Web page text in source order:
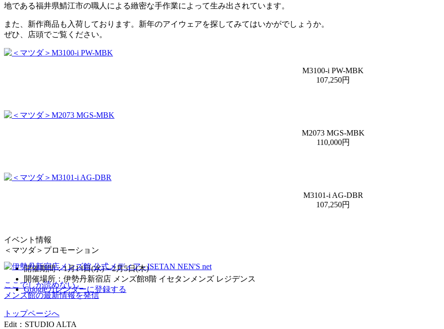
地である福井県鯖江市の職人による緻密な手作業によって生み出されています。
また、新作商品も入荷しております。新年のアイウェアを探してみてはいかがでしょうか。
ぜひ、店頭でご覧ください。
M3100-i PW-MBK
107,250円
M2073 MGS-MBK
110,000円
M3101-i AG-DBR
107,250円
イベント情報
＜マツダ＞プロモーション
開催期間：1月14日(水)～2月5日(木)
開催場所：伊勢丹新宿店 メンズ館8階 イセタンメンズ レジデンス
Googleカレンダーに登録する
Edit：STUDIO ALTA
ここでしか読めない、
メンズ館の最新情報を発信
トップページへ